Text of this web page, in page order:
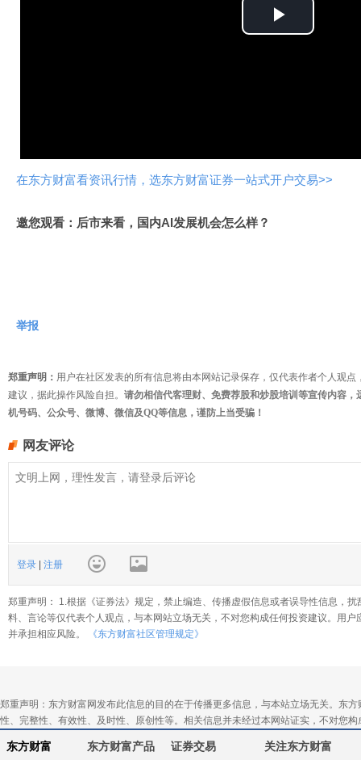
播
在东方财富看资讯行情，选东方财富证券一站式开户交易>>
邀您观看：后市来看，国内AI发展机会怎么样？
举报
郑重声明： 用户在社区发表的所有信息将由本网站记录保存，仅代表作者个人观
建议，据此操作风险自担。 请勿相信代客理财、免费荐股和炒股培训等宣传内容
机号码、公众号、微博、微信及QQ等信息，谨防上当受骗！
网友评论
登录 注册
郑重声明： 1.根据《证券法》规定，禁止编造、传播虚假信息或者误导性信息，
料、言论等仅代表个人观点，与本网站立场无关，不对您构成任何投资建议。用
并承担相应风险。
《东方财富社区管理规定》
郑重声明：东方财富网发布此信息的目的在于传播更多信息，与本站立场无关。东
性、完整性、有效性、及时性、原创性等。相关信息并未经过本网站证实，不对您
东方财富 东方财富产品 证券交易 关注东方财富